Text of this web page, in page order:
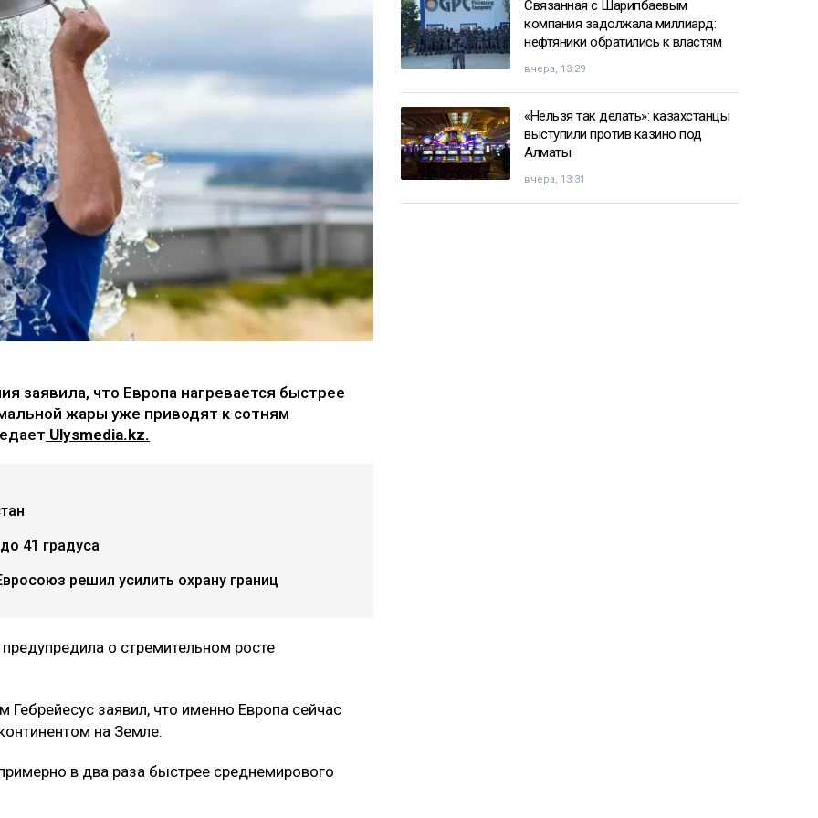
заявила, что Европа нагревается быстрее
жары уже приводят к сотням
Ulysmedia.kz.
41 градуса
решил усилить охрану границ
о стремительном росте
заявил, что именно Европа сейчас
на Земле.
в два раза быстрее среднемирового
Связанная с Шарипбаевым
компания задолжала миллиард:
нефтяники обратились к властям
вчера, 13:29
«Нельзя так делать»: казахстанцы
выступили против казино под
Алматы
вчера, 13:31